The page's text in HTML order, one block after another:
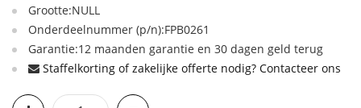
Grootte:NULL
Onderdeelnummer (p/n):FPB0261
Garantie:12 maanden garantie en 30 dagen geld terug
Staffelkorting of zakelijke offerte nodig? Contacteer ons